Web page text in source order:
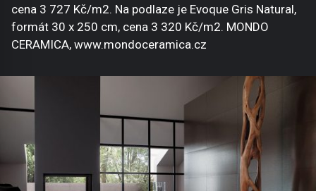
cena 3 727 Kč/m2. Na podlaze je Evoque Gris Natural,
formát 30 x 250 cm, cena 3 320 Kč/m2. MONDO
CERAMICA, www.mondoceramica.cz